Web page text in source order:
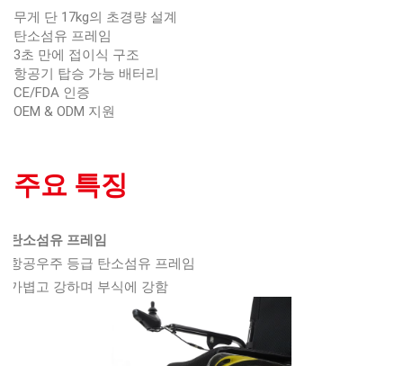
무게 단 17kg의 초경량 설계
탄소섬유 프레임
3초 만에 접이식 구조
항공기 탑승 가능 배터리
CE/FDA 인증
OEM & ODM 지원
주요 특징
탄소섬유 프레임
항공우주 등급 탄소섬유 프레임
가볍고 강하며 부식에 강함